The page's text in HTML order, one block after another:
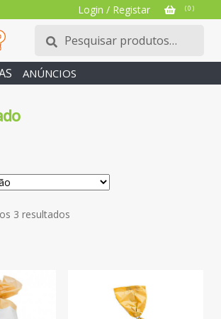
Login / Registar ( 0 )
Pesquisar
por:
Pesquisa
ANÚNCIOS
3 resultados